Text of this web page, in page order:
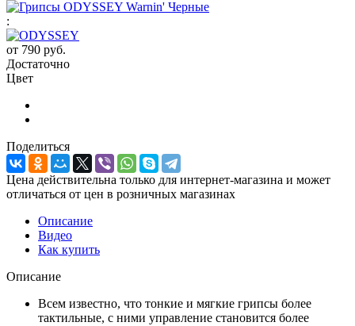
:
от 790 руб.
Достаточно
Цвет
Поделиться
Цена действительна только для интернет-магазина и может
отличаться от цен в розничных магазинах
Описание
Видео
Как купить
Описание
Всем известно, что тонкие и мягкие грипсы более
тактильные, с ними управление становится более